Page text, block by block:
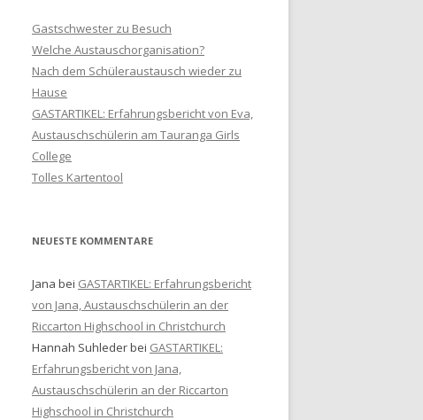
A
d
r
e
s
s
e
Gastschwester zu Besuch
Welche Austauschorganisation?
Nach dem Schüleraustausch wieder zu
Hause
GASTARTIKEL: Erfahrungsbericht von Eva,
Austauschschülerin am Tauranga Girls
College
Tolles Kartentool
NEUESTE KOMMENTARE
Jana bei GASTARTIKEL: Erfahrungsbericht
von Jana, Austauschschülerin an der
Riccarton Highschool in Christchurch
Hannah Suhlederbei GASTARTIKEL:
Erfahrungsbericht von Jana,
Austauschschülerin an der Riccarton
Highschool in Christchurch